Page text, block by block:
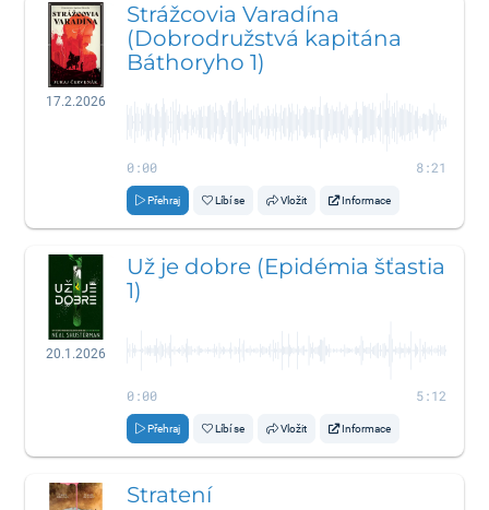
17.2.2026
Strážcovia Varadína
(Dobrodružstvá kapitána
Báthoryho 1)
0:00 8:21
Přehraj Líbí se Vložit Informace
20.1.2026
Už je dobre (Epidémia šťastia
1)
0:00 5:12
Přehraj Líbí se Vložit Informace
Stratení